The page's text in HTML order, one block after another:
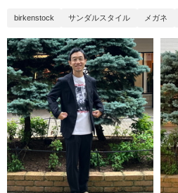
birkenstock サンダルスタイル メガネ